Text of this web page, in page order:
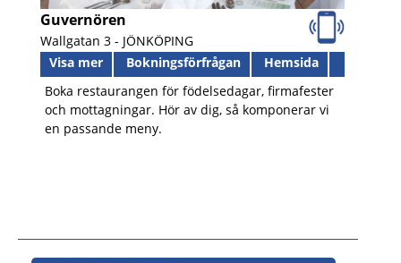
Guvernören
Wallgatan 3 - JÖNKÖPING
Visa mer
Bokningsförfrågan
Hemsida
Boka restaurangen för födelsedagar, firmafester
och mottagningar. Hör av dig, så komponerar vi
en passande meny.